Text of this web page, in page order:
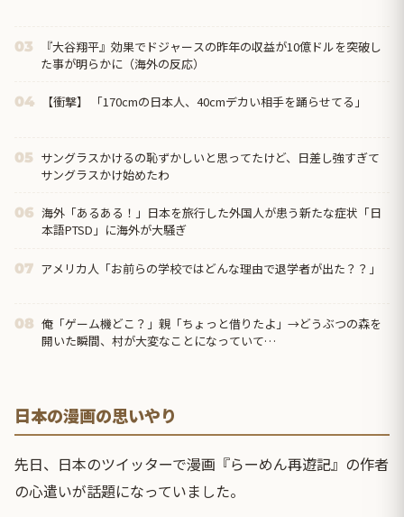
03
『大谷翔平』効果でドジャースの昨年の収益が10億ドルを突破し
た事が明らかに（海外の反応）
04 【衝撃】 「170cmの日本人、40cmデカい相手を踊らせてる」
05 サングラスかけるの恥ずかしいと思ってたけど、日差し強すぎて
サングラスかけ始めたわ
06 海外「あるある！」日本を旅行した外国人が患う新たな症状「日
本語PTSD」に海外が大騒ぎ
07 アメリカ人「お前らの学校ではどんな理由で退学者が出た？？」
08 俺「ゲーム機どこ？」親「ちょっと借りたよ」→どうぶつの森を
開いた瞬間、村が大変なことになっていて…
日本の漫画の思いやり
先日、日本のツイッターで漫画『らーめん再遊記』の作者
の心遣いが話題になっていました。